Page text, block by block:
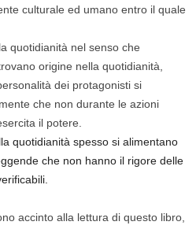
culturale ed umano entro il quale
quotidianità nel senso che
origine nella quotidianità,
dei protagonisti si
che non durante le azioni
il potere.
quotidianità spesso si alimentano
che non hanno il rigore delle
accinto alla lettura di questo libro,